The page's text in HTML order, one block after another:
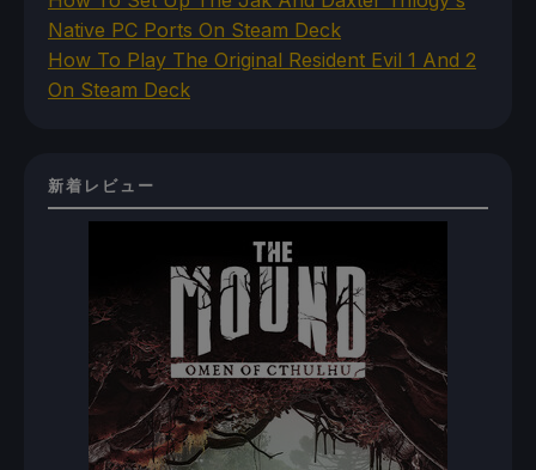
Native PC Ports On Steam Deck
How To Play The Original Resident Evil 1 And 2
On Steam Deck
新着レビュー